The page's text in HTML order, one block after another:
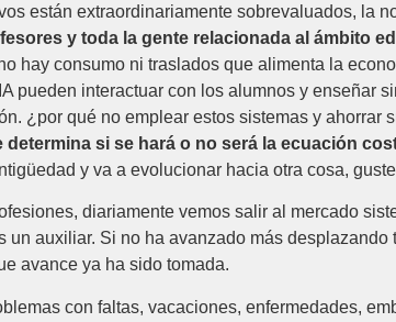
están extraordinariamente sobrevaluados, la
y toda la gente relacionada al ámbito
hay consumo ni traslados que alimenta la
pueden interactuar con los alumnos y enseñar
¿por qué no emplear estos sistemas y ahorrar
determina si se hará o no será la ecuación
y va a evolucionar hacia otra cosa,
diariamente vemos salir al mercado
un auxiliar. Si no ha avanzado más
avance ya ha sido tomada.
con faltas, vacaciones, enfermedades,